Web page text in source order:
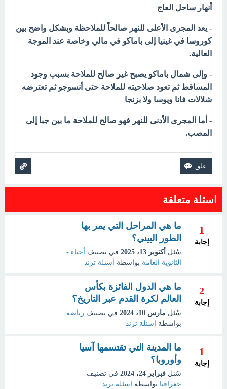
أنهار ساحل العاج
- يعد المجرى الأعلى للنهر صالحاً للملاحظة وبشكل واضح بين
كوروسا في غينيا إلى باماكو في مالي وخاصة عند الموجة
العالية.
- وإلى شمال باماكو يصبح غير صالح للملاحة بسبب وجود
المساقط ثم تعود صلاحيته للملاحة حتى أنسوجو ثم تعترضه
شلالات فانا ويوسا ولا بزنجا
- أما المجرى الأدنى للنهر فهو صالح للملاحة ما بين جبا إلى
المصب.
اسئلة متعلقة
1
إجابة
ما هي المراحل التي يمر بها
الطور البيني؟
سُئل أكتوبر 13، 2025 في تصنيف
أحياء -
الثانوية العامة بواسطة أسئلة ترند
2
إجابة
ما هي الدول الفائزة بكأس
العالم لكرة القدم عبر التاريخ؟
سُئل مارس 10، 2024 في تصنيف رياضة
بواسطة
اسئلة ترند
1
إجابة
ما المدينة التي تقتسمها آسيا
وأوروبا؟
سُئل فبراير 24، 2024
في تصنيف
جغرافيا بواسطة اسئلة ترند